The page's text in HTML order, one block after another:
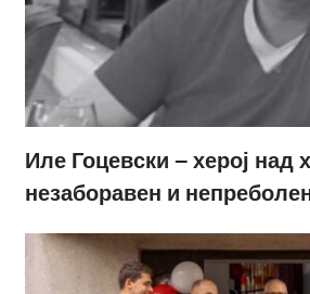
Иле Гоцевски – херој над
незаборавен и